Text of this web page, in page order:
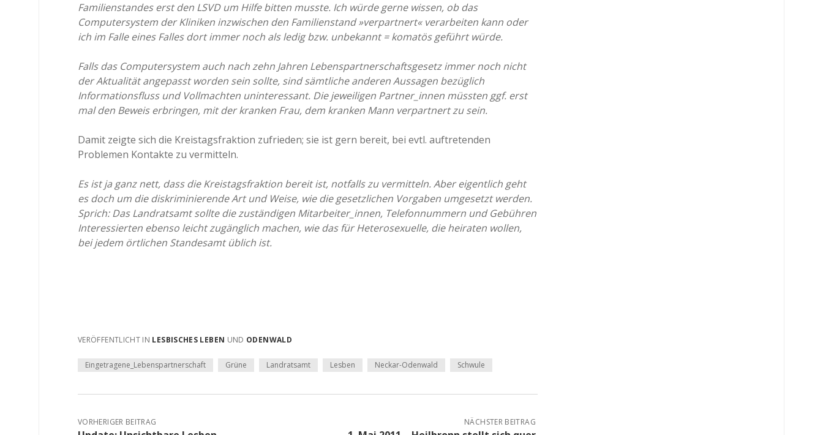
Familienstandes erst den LSVD um Hilfe bitten musste. Ich würde gerne wissen, ob das
Computersystem der Kliniken inzwischen den Familienstand »verpartnert« verarbeiten kann oder
ich im Falle eines Falles dort immer noch als ledig bzw. unbekannt = komatös geführt würde.
Falls das Computersystem auch nach zehn Jahren Lebenspartnerschaftsgesetz immer noch nicht
der Aktualität angepasst worden sein sollte, sind sämtliche anderen Aussagen bezüglich
Informationsfluss und Vollmachten uninteressant. Die jeweiligen Partner_innen müssten ggf. erst
mal den Beweis erbringen, mit der kranken Frau, dem kranken Mann verpartnert zu sein.
Damit zeigte sich die Kreistagsfraktion zufrieden; sie ist gern bereit, bei evtl. auftretenden
Problemen Kontakte zu vermitteln.
Es ist ja ganz nett, dass die Kreistagsfraktion bereit ist, notfalls zu vermitteln. Aber eigentlich geht
es doch um die diskriminierende Art und Weise, wie die gesetzlichen Vorgaben umgesetzt werden.
Sprich: Das Landratsamt sollte die zuständigen Mitarbeiter_innen, Telefonnummern und Gebühren
Interessierten ebenso leicht zugänglich machen, wie das für Heterosexuelle, die heiraten wollen,
bei jedem örtlichen Standesamt üblich ist.
VERÖFFENTLICHT IN LESBISCHES LEBEN UND ODENWALD
Eingetragene_Lebenspartnerschaft Grüne Landratsamt Lesben Neckar-Odenwald Schwule
VORHERIGER BEITRAG NÄCHSTER BEITRAG